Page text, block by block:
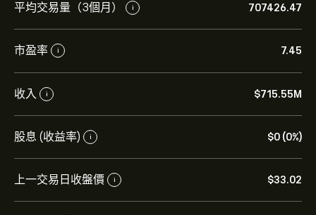
平均交易量（3個月） i 707426.47
市盈率 i 7.45
收入 i ‎$‎715.55M
股息 (收益率) i ‎$‎0 (0%)
上一交易日收盤價 i ‎$‎33.02
PSIX 現價為‎$‎33.02。
格。